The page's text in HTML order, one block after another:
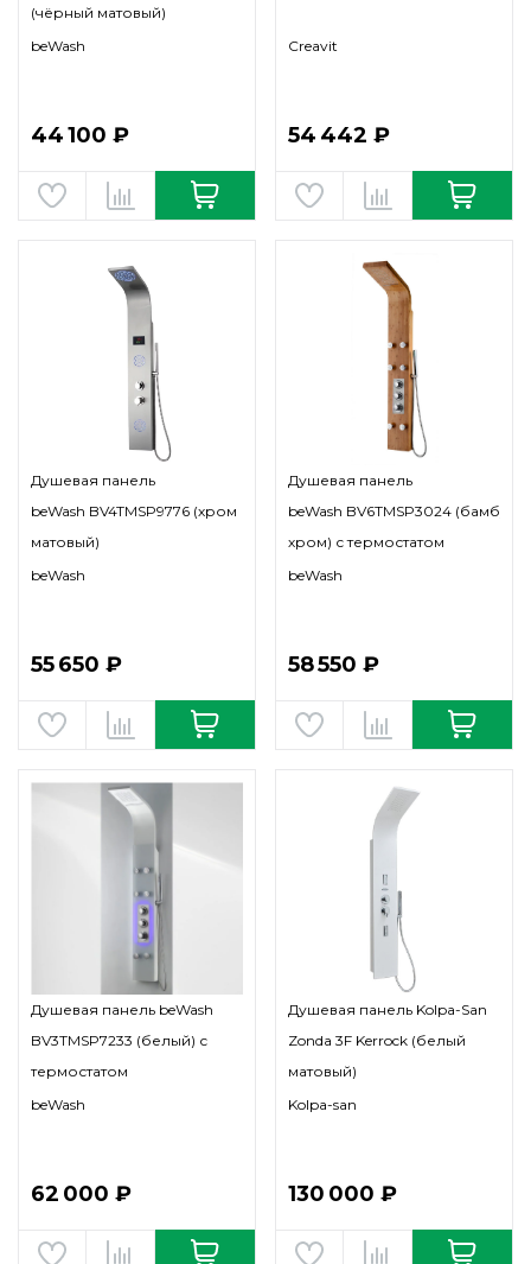
(чёрный матовый)
beWash
44 100 ₽
Creavit
54 442 ₽
Душевая панель
beWash BV4TMSP9776 (хром
матовый)
beWash
55 650 ₽
Душевая панель
beWash BV6TMSP3024 (бамбук/
хром) с термостатом
beWash
58 550 ₽
Душевая панель beWash
BV3TMSP7233 (белый) с
термостатом
beWash
62 000 ₽
Душевая панель Kolpa-San
Zonda 3F Kerrock (белый
матовый)
Kolpa-san
130 000 ₽